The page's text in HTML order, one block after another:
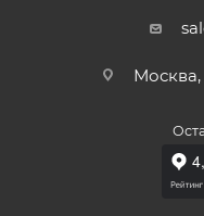
Москва,